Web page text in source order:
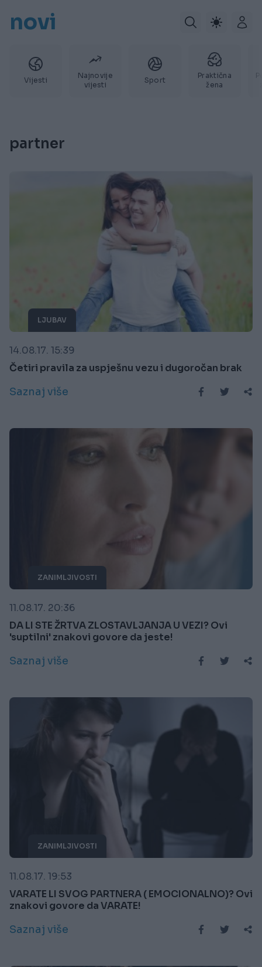
novi
Vijesti
Najnovije
vijesti
Sport
Praktična
žena
partner
LJUBAV
14.08.17. 15:39
Četiri pravila za uspješnu vezu i dugoročan brak
Saznaj više
ZANIMLJIVOSTI
11.08.17. 20:36
DA LI STE ŽRTVA ZLOSTAVLJANJA U VEZI? Ovi
'suptilni' znakovi govore da jeste!
Saznaj više
ZANIMLJIVOSTI
11.08.17. 19:53
VARATE LI SVOG PARTNERA ( EMOCIONALNO)? Ovi
znakovi govore da VARATE!
Saznaj više